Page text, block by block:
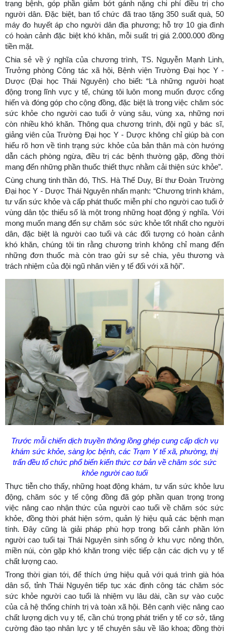
trạng bệnh, góp phần giảm bớt gánh nặng chi phí điều trị cho
người dân. Đặc biệt, ban tổ chức đã trao tặng 350 suất quà, 50
máy đo huyết áp cho người dân địa phương; hỗ trợ 10 gia đình
có hoàn cảnh đặc biệt khó khăn, mỗi suất trị giá 2.000.000 đồng
tiền mặt.
Chia sẻ về ý nghĩa của chương trình, TS. Nguyễn Mạnh Linh,
Trưởng phòng Công tác xã hội, Bệnh viện Trường Đại học Y -
Dược (Đại học Thái Nguyên) cho biết: “Là những người hoạt
động trong lĩnh vực y tế, chúng tôi luôn mong muốn được cống
hiến và đóng góp cho cộng đồng, đặc biệt là trong việc chăm sóc
sức khỏe cho người cao tuổi ở vùng sâu, vùng xa, những nơi
còn nhiều khó khăn. Thông qua chương trình, đội ngũ y bác sĩ,
giảng viên của Trường Đại học Y - Dược không chỉ giúp bà con
hiểu rõ hơn về tình trạng sức khỏe của bản thân mà còn hướng
dẫn cách phòng ngừa, điều trị các bệnh thường gặp, đồng thời
mang đến những phần thuốc thiết thực nhằm cải thiện sức khỏe”.
Cùng chung tinh thần đó, ThS. Hà Thế Duy, Bí thư Đoàn Trường
Đại học Y - Dược Thái Nguyên nhấn mạnh: “Chương trình khám,
tư vấn sức khỏe và cấp phát thuốc miễn phí cho người cao tuổi ở
vùng dân tộc thiểu số là một trong những hoạt động ý nghĩa. Với
mong muốn mang đến sự chăm sóc sức khỏe tốt nhất cho người
dân, đặc biệt là người cao tuổi và các đối tượng có hoàn cảnh
khó khăn, chúng tôi tin rằng chương trình không chỉ mang đến
những đơn thuốc mà còn trao gửi sự sẻ chia, yêu thương và
trách nhiệm của đội ngũ nhân viên y tế đối với xã hội”.
Trước mỗi chiến dịch truyền thông lồng ghép cung cấp dịch vụ
khám sức khỏe, sàng lọc bệnh, các Trạm Y tế xã, phường, thị
trấn đều tổ chức phổ biến kiến thức cơ bản về chăm sóc sức
khỏe người cao tuổi
Thực tiễn cho thấy, những hoạt động khám, tư vấn sức khỏe lưu
động, chăm sóc y tế cộng đồng đã góp phần quan trọng trong
việc nâng cao nhận thức của người cao tuổi về chăm sóc sức
khỏe, đồng thời phát hiện sớm, quản lý hiệu quả các bệnh mạn
tính. Đây cũng là giải pháp phù hợp trong bối cảnh phần lớn
người cao tuổi tại Thái Nguyên sinh sống ở khu vực nông thôn,
miền núi, còn gặp khó khăn trong việc tiếp cận các dịch vụ y tế
chất lượng cao.
Trong thời gian tới, để thích ứng hiệu quả với quá trình già hóa
dân số, tỉnh Thái Nguyên tiếp tục xác định công tác chăm sóc
sức khỏe người cao tuổi là nhiệm vụ lâu dài, cần sự vào cuộc
của cả hệ thống chính trị và toàn xã hội. Bên cạnh việc nâng cao
chất lượng dịch vụ y tế, cần chú trọng phát triển y tế cơ sở, tăng
cường đào tạo nhân lực y tế chuyên sâu về lão khoa; đồng thời